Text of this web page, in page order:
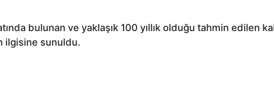
bulunan ve yaklaşık 100 yıllık olduğu tahmin edilen
ilgisine sunuldu.